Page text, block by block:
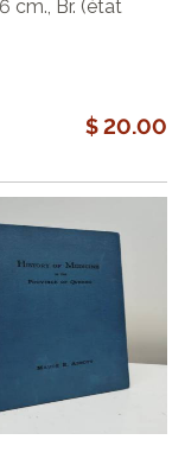
cm., Br. (état
$ 20.00